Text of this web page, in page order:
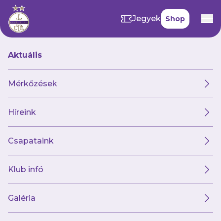
Jegyek Shop
Aktuális
Mérkőzések
Híreink
Csapataink
Klub infó
Galéria
Az Astrától érkezik
győri nevelésű
középpályás női